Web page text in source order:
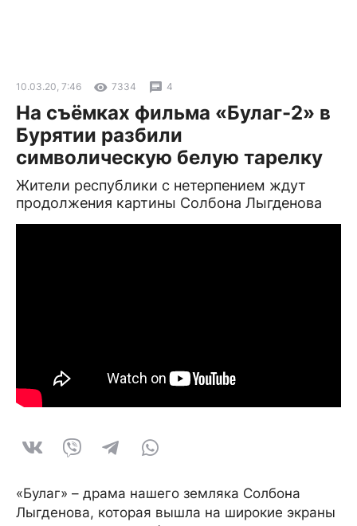
10.03.20, 7:46 7334 4
На съёмках фильма «Булаг-2» в
Бурятии разбили
символическую белую тарелку
Жители республики с нетерпением ждут
продолжения картины Солбона Лыгденова
источник: паблик sayner_studio в Instagram
«Булаг» – драма нашего земляка Солбона
Лыгденова, которая вышла на широкие экраны